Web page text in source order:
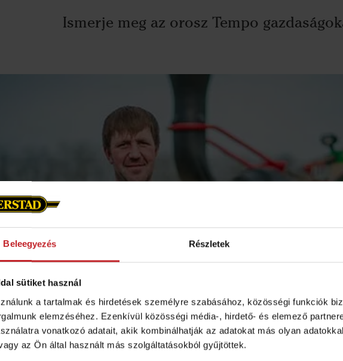
Beleegyezés Részletek
sütiket használ
a tartalmak és hirdetések személyre szabásához, közösségi funkciók
elemzéséhez. Ezenkívül közösségi média-, hirdető- és elemező
vonatkozó adatait, akik kombinálhatják az adatokat más olyan
az Ön által használt más szolgáltatásokból gyűjtöttek.
Ismerje meg az orosz Tempo